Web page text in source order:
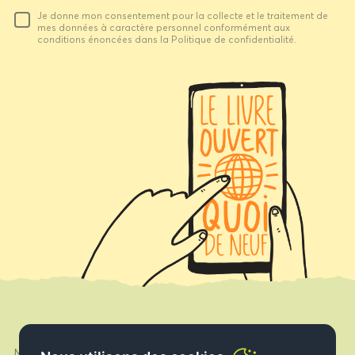
emailJe donne mon consentement pour la collecte et le traitement de
mes données à caractère personnel conformément aux
conditions énoncées dans la Politique de confidentialité.
Mon compte